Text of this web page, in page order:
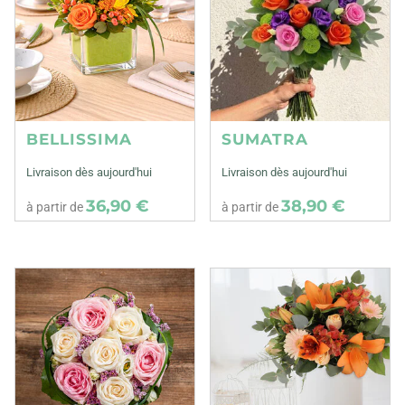
BELLISSIMA
Livraison dès aujourd'hui
à partir de36,90 €
SUMATRA
Livraison dès aujourd'hui
à partir de38,90 €